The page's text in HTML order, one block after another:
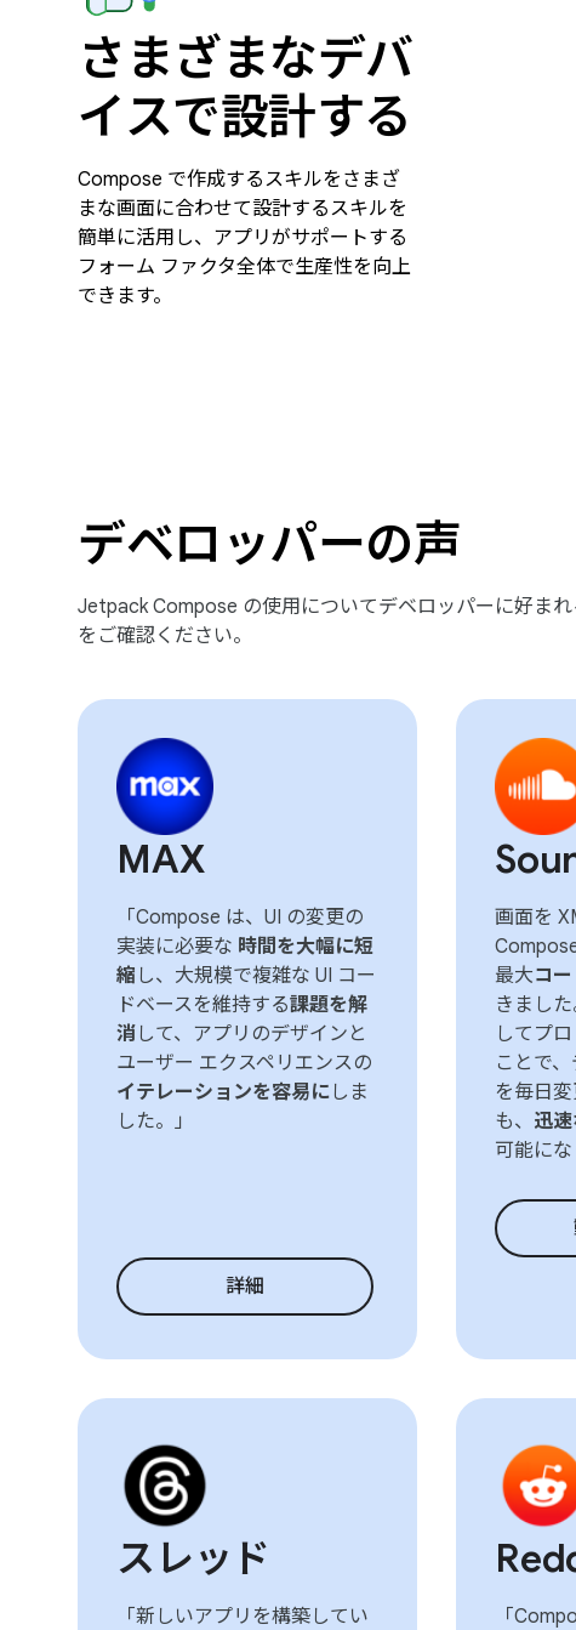
さまざまなデバ
イスで設計する
Compose で作成するスキルをさまざ
まな画面に合わせて設計するスキルを
簡単に活用し、アプリがサポートする
フォーム ファクタ全体で生産性を向上
できます。
デベロッパーの声
Jetpack Compose の使用についてデベロッパーに好まれ
をご確認ください。
MAX
「Compose は、UI の変更の
実装に必要な 時間を大幅に短
縮 し、大規模で複雑な UI コー
ドベースを維持する課題を解
消 して、アプリのデザインと
ユーザー エクスペリエンスの
イテレーションを容易に しま
した。」
詳細
画面を
最大コ
きまし
してプ
ことで
を毎日
も、 迅
可能にな
スレッド
「新しいアプリを構築してい
「